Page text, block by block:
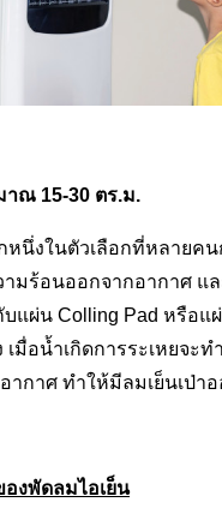
ณ 15-30 ตร.ม.
หนึ่งในตัวเลือกที่หลายค
ามร้อนออกจากอากาศ แ
บแผ่น Colling Pad หรือแ
มื่อน้ำเกิดการระเหยจะท
ากาศ ทำให้มีลมเย็นเป่า
งพัดลมไอเย็น